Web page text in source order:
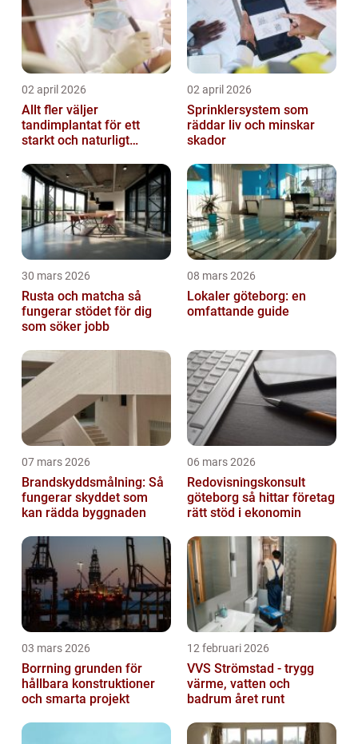
02 april 2026
Allt fler väljer
tandimplantat för ett
starkt och naturligt
02 april 2026
Sprinklersystem som
räddar liv och minskar
skador
30 mars 2026
Rusta och matcha så
fungerar stödet för dig
som söker jobb
08 mars 2026
Lokaler göteborg: en
omfattande guide
07 mars 2026
Brandskyddsmålning: Så
fungerar skyddet som
kan rädda byggnaden
06 mars 2026
Redovisningskonsult
göteborg så hittar företag
rätt stöd i ekonomin
03 mars 2026
Borrning grunden för
hållbara konstruktioner
och smarta projekt
12 februari 2026
VVS Strömstad - trygg
värme, vatten och
badrum året runt